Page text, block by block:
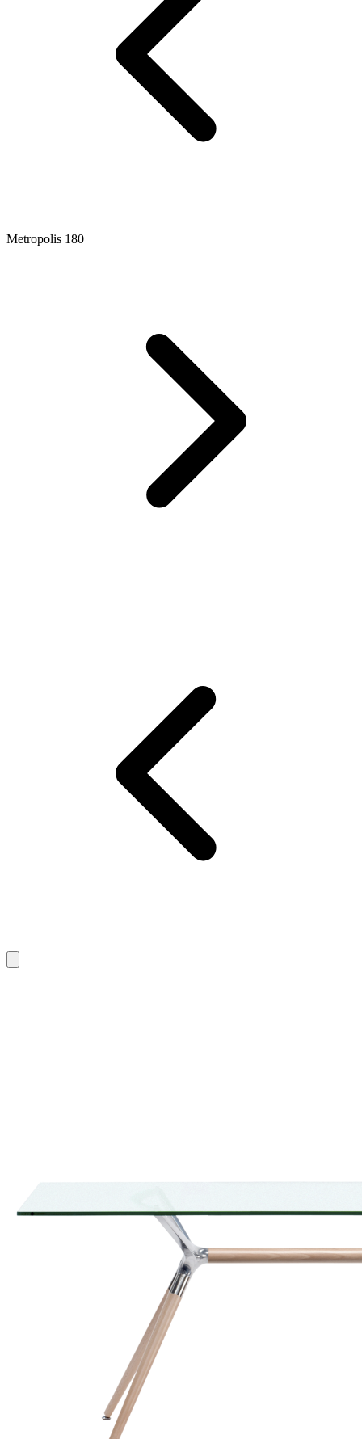
Metropolis 180